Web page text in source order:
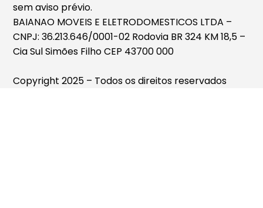
sem aviso prévio.
BAIANAO MOVEIS E ELETRODOMESTICOS LTDA –
CNPJ: 36.213.646/0001-02 Rodovia BR 324 KM 18,5 –
Cia Sul Simões Filho CEP 43700 000
Copyright 2025 – Todos os direitos reservados